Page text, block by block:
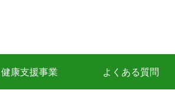
健康支援事業 よくある質問